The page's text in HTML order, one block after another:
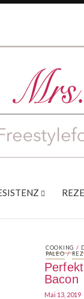
COOKING /
PALEO/
Bacon
Mai 13, 2019